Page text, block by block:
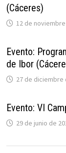
(Cáceres)
12 de
Evento:
de Ibor
27 de diciembre
Evento: VI
29 de junio de